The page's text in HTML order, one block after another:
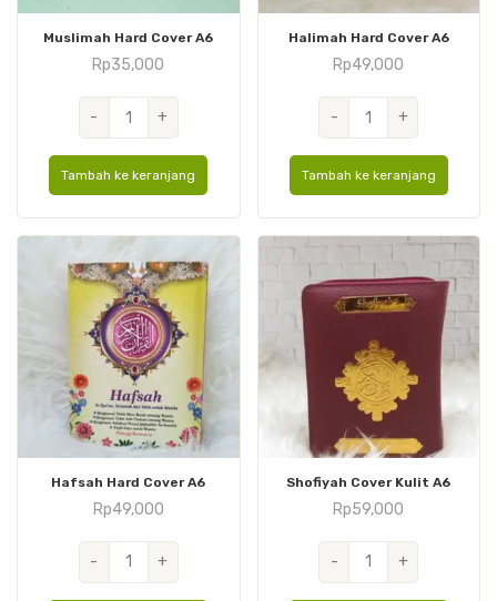
Muslimah Hard Cover A6
Rp35,000
-
Kuantitas
Muslimah
Hard
A6
+
Tambah ke keranjang
Halimah Hard Cover A6
Rp49,000
-
Kuantitas
Halimah
Hard
A6
+
Tambah ke keranjang
Hafsah Hard Cover A6
Rp49,000
-
Kuantitas
Hafsah
+
Shofiyah Cover Kulit A6
Rp59,000
-
Kuantitas
Shofiyah
+